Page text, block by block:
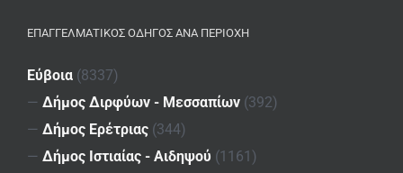
ΕΠΑΓΓΕΛΜΑΤΙΚΌΣ ΟΔΗΓΌΣ ΑΝΆ ΠΕΡΙΟΧΉ
Εύβοια (8337)
— Δήμος Διρφύων - Μεσσαπίων (392)
— Δήμος Ερέτριας (344)
— Δήμος Ιστιαίας - Αιδηψού (1161)